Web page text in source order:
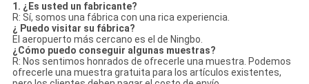
1. ¿Es usted un fabricante?
R: Sí, somos una fábrica con una rica experiencia.
¿ Puedo visitar su fábrica?
El aeropuerto más cercano es el de Ningbo.
¿Cómo puedo conseguir algunas muestras?
R: Nos sentimos honrados de ofrecerle una muestra. Podemos
ofrecerle una muestra gratuita para los artículos existentes,